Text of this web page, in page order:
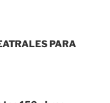
PARA